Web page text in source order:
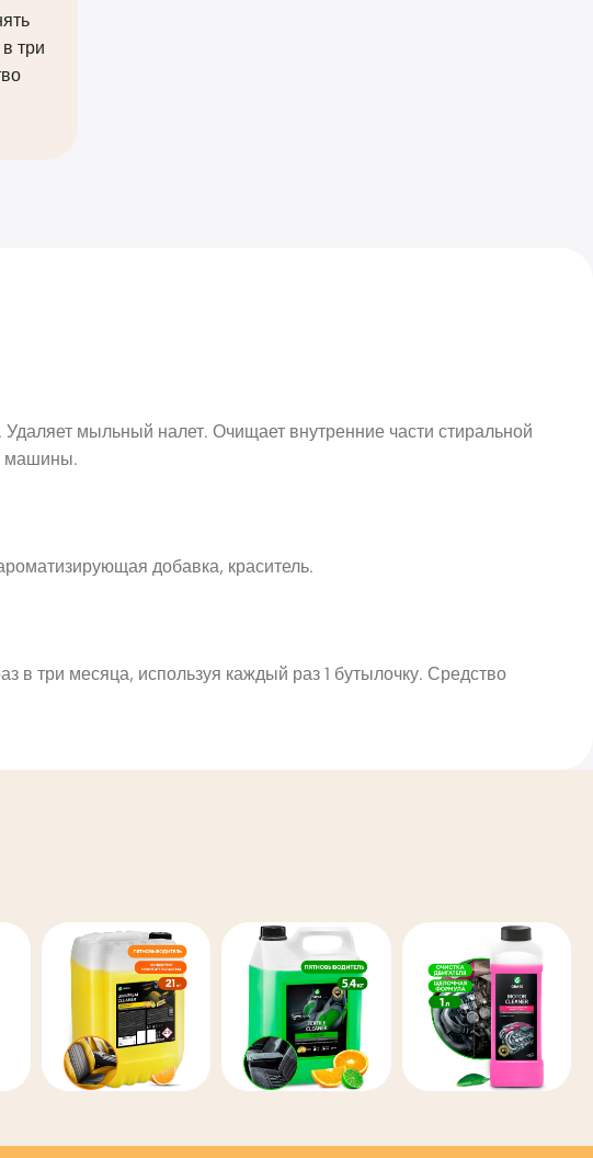
три
мыльный налет. Очищает внутренние части стиральной
машины.
добавка, краситель.
в три месяца, используя каждый раз 1 бутылочку. Средство